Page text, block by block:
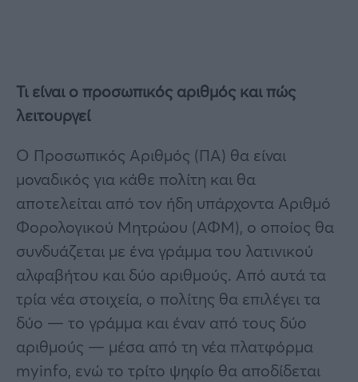
Τι είναι ο προσωπικός αριθμός και πώς
λειτουργεί
Ο Προσωπικός Αριθμός (ΠΑ) θα είναι
μοναδικός για κάθε πολίτη και θα
αποτελείται από τον ήδη υπάρχοντα Αριθμό
Φορολογικού Μητρώου (ΑΦΜ), ο οποίος θα
συνδυάζεται με ένα γράμμα του λατινικού
αλφαβήτου και δύο αριθμούς. Από αυτά τα
τρία νέα στοιχεία, ο πολίτης θα επιλέγει τα
δύο — το γράμμα και έναν από τους δύο
αριθμούς — μέσα από τη νέα πλατφόρμα
myinfo, ενώ το τρίτο ψηφίο θα αποδίδεται